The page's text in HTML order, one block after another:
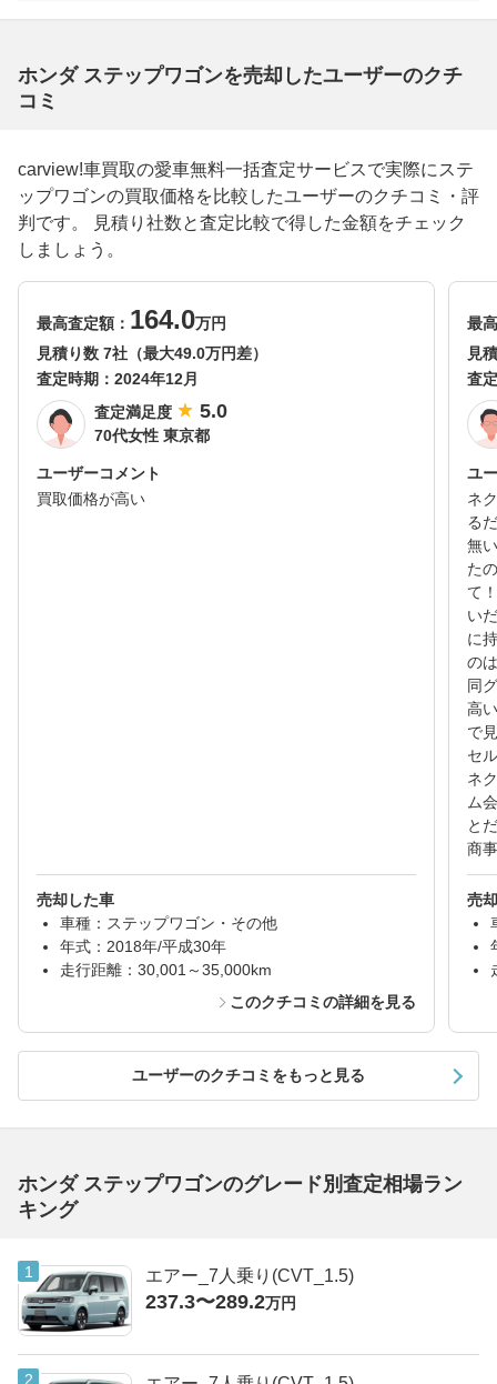
ホンダ ステップワゴンを売却したユーザーのクチ
コミ
carview!車買取の愛車無料一括査定サービスで実際にステ
ップワゴンの買取価格を比較したユーザーのクチコミ・評
判です。 見積り社数と査定比較で得した金額をチェック
しましょう。
最高査定額： 164.0万円
見積り数 7社（最大49.0万円差）
査定時期： 2024年12月
査定満足度
5.0
70代女性 東京都
ユーザーコメント
買取価格が高い
売却した車
車種：ステップワゴン・その他
年式：2018年/平成30年
走行距離：30,001～35,000km
このクチコミの詳細を見る
最
見
査
ユ
ネ
る
無
た
て
い
に
の
同
高
で
セ
ネ
ム
と
商
売
ユーザーのクチコミをもっと見る
ホンダ ステップワゴンのグレード別査定相場ラン
キング
エアー_7人乗り(CVT_1.5)
237.3〜289.2万円